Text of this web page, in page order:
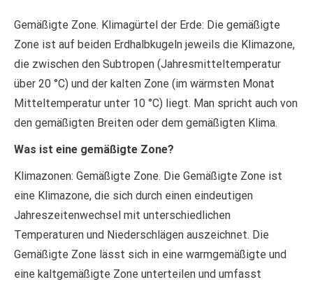
Gemäßigte Zone. Klimagürtel der Erde: Die gemäßigte
Zone ist auf beiden Erdhalbkugeln jeweils die Klimazone,
die zwischen den Subtropen (Jahresmitteltemperatur
über 20 °C) und der kalten Zone (im wärmsten Monat
Mitteltemperatur unter 10 °C) liegt. Man spricht auch von
den gemäßigten Breiten oder dem gemäßigten Klima.
Was ist eine gemäßigte Zone?
Klimazonen: Gemäßigte Zone. Die Gemäßigte Zone ist
eine Klimazone, die sich durch einen eindeutigen
Jahreszeitenwechsel mit unterschiedlichen
Temperaturen und Niederschlägen auszeichnet. Die
Gemäßigte Zone lässt sich in eine warmgemäßigte und
eine kaltgemäßigte Zone unterteilen und umfasst